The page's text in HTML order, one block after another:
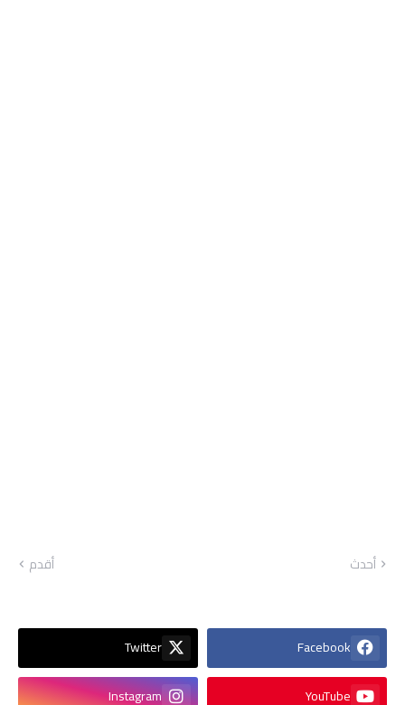
أحدث أقدم
Facebook
Twitter
YouTube
Instagram